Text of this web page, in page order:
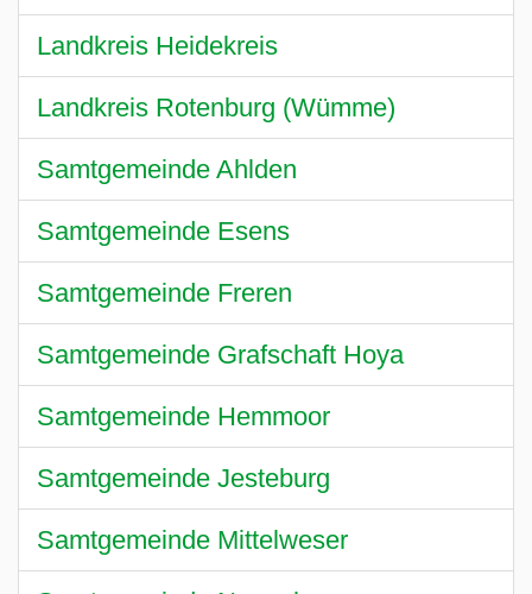
Landkreis Heidekreis
Landkreis Rotenburg (Wümme)
Samtgemeinde Ahlden
Samtgemeinde Esens
Samtgemeinde Freren
Samtgemeinde Grafschaft Hoya
Samtgemeinde Hemmoor
Samtgemeinde Jesteburg
Samtgemeinde Mittelweser